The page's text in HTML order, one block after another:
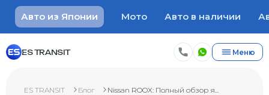
Авто из Японии Мото Авто в наличии
ES TRANSIT Меню
ES TRANSIT Блог Nissan ROOX: Полный обзор я...